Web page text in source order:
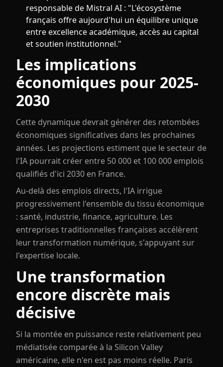
responsable de Mistral AI : "L'écosystème
français offre aujourd'hui un équilibre unique
entre excellence académique, accès au capital
et soutien institutionnel."
Les implications
économiques pour 2025-
2030
Cette dynamique devrait générer des retombées
économiques significatives dans les prochaines
années. Les projections estiment que le secteur de
l'IA pourrait créer entre 50 000 et 100 000 emplois
qualifiés d'ici 2030 en France.
Au-delà des emplois directs, l'IA irrigue
progressivement l'ensemble du tissu économique
: santé, industrie, finance, agriculture. Les
entreprises traditionnelles françaises accélèrent
leur transformation numérique, s'appuyant sur
l'expertise locale.
Une transformation
encore discrète mais
décisive
Si la montée en puissance reste relativement peu
médiatisée comparée à la Silicon Valley
américaine, elle n'en est pas moins réelle. Paris